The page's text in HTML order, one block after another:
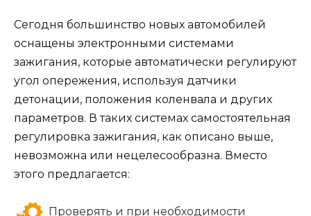
Сегодня большинство новых автомобилей
оснащены электронными системами
зажигания, которые автоматически регулируют
угол опережения, используя датчики
детонации, положения коленвала и других
параметров. В таких системах самостоятельная
регулировка зажигания, как описано выше,
невозможна или нецелесообразна. Вместо
этого предлагается:
Проверять и при необходимости